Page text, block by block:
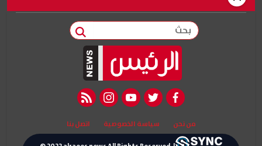
بحث
facebook
twitter
youtube
instagram
rss feed
من نحن سياسة الخصوصية اتصل بنا